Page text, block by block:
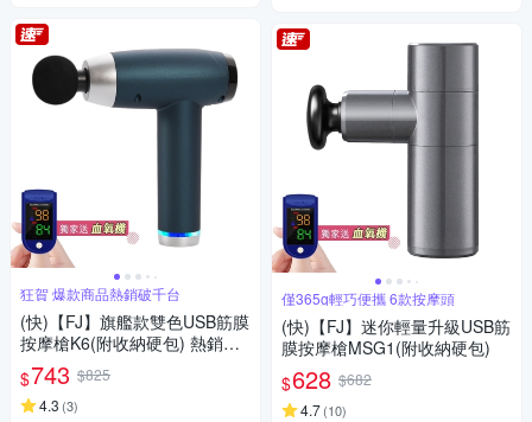
狂賀 爆款商品熱銷破千台
(快)【FJ】旗艦款雙色USB筋膜
按摩槍K6(附收納硬包) 熱銷推
薦
$743 $825
4.3 (3)
僅365g輕巧便攜 6款按摩頭
(快)【FJ】迷你輕量升級USB筋
膜按摩槍MSG1(附收納硬包)
$628 $682
4.7(10)